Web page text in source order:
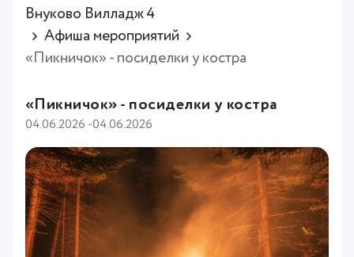
Внуково Вилладж 4
Афиша мероприятий
«Пикничок» - посиделки у костра
«Пикничок» - посиделки у костра
04.06.2026 -04.06.2026